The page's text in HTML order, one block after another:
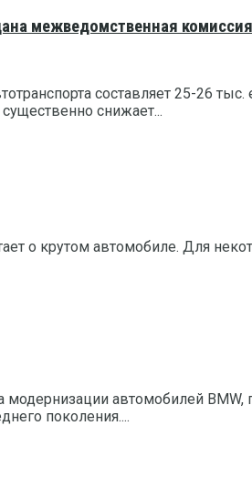
межведомственная комиссия
составляет 25-26
снижает...
о крутом автомобиле. Для
автомобилей
поколения....